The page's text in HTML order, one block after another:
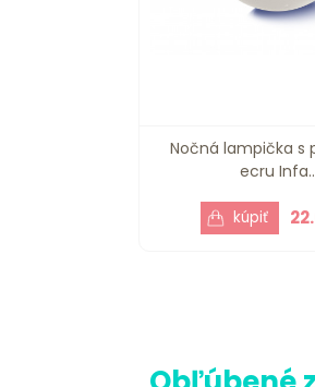
Nočná lampička s
ecru